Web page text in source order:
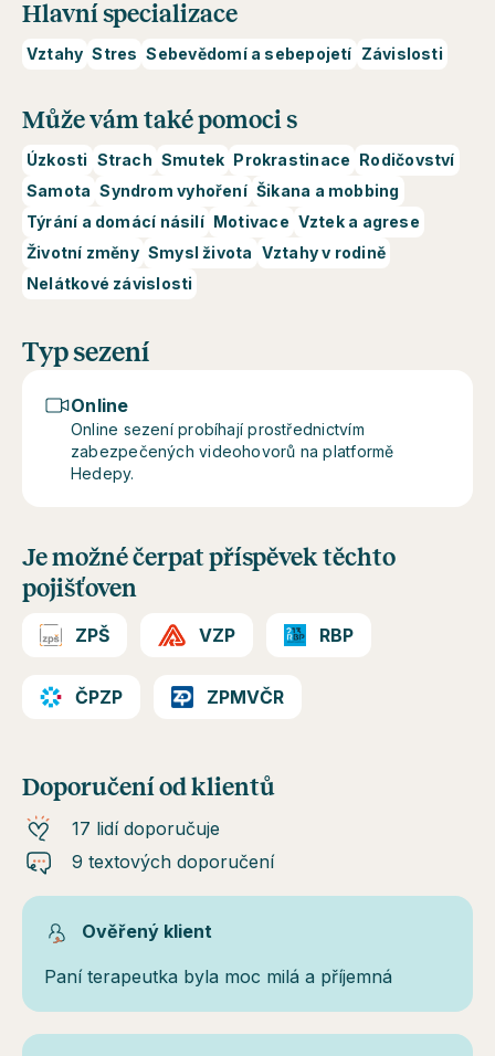
Hlavní specializace
Vztahy Stres Sebevědomí a sebepojetí Závislosti
Může vám také pomoci s
Úzkosti Strach Smutek Prokrastinace Rodičovství
Samota Syndrom vyhoření Šikana a mobbing
Týrání a domácí násilí Motivace Vztek a agrese
Životní změny Smysl života Vztahy v rodině
Nelátkové závislosti
Typ sezení
Online
Online sezení probíhají prostřednictvím
zabezpečených videohovorů na platformě
Hedepy.
Je možné čerpat příspěvek těchto
pojišťoven
ZPŠ VZP RBP
ČPZP ZPMVČR
Doporučení od klientů
17 lidí doporučuje
9 textových doporučení
Ověřený klient
Paní terapeutka byla moc milá a příjemná